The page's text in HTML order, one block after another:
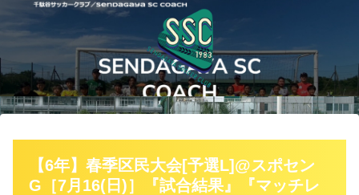
【6年】春季区民大会[予選L]@スポセン
G［7月16(日)］『試合結果』『マッチレ